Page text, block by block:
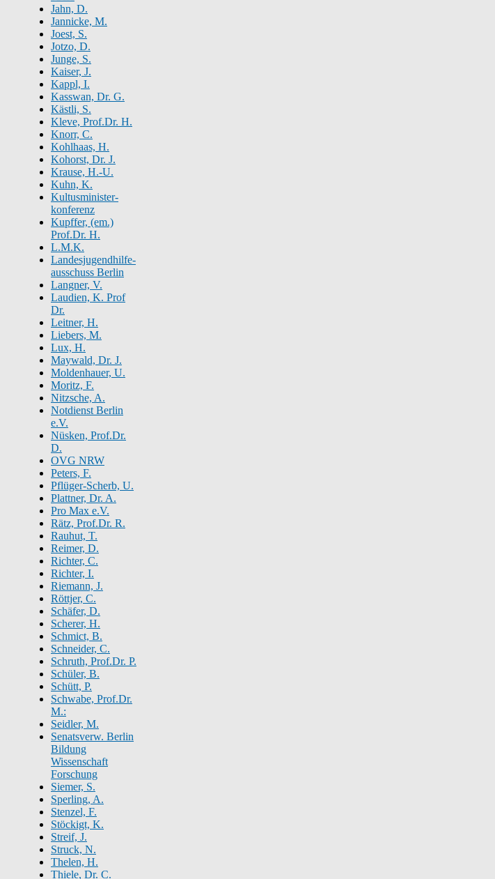
Jahn, D.
Jannicke, M.
Joest, S.
Jotzo, D.
Junge, S.
Kaiser, J.
Kappl, I.
Kasswan, Dr. G.
Kästli, S.
Kleve, Prof.Dr. H.
Knorr, C.
Kohlhaas, H.
Kohorst, Dr. J.
Krause, H.-U.
Kuhn, K.
Kultusminister-
konferenz
Kupffer, (em.)
Prof.Dr. H.
L.M.K.
Landesjugendhilfe-
ausschuss Berlin
Langner, V.
Laudien, K. Prof
Dr.
Leitner, H.
Liebers, M.
Lux, H.
Maywald, Dr. J.
Moldenhauer, U.
Moritz, F.
Nitzsche, A.
Notdienst Berlin
e.V.
Nüsken, Prof.Dr.
D.
OVG NRW
Peters, F.
Pflüger-Scherb, U.
Plattner, Dr. A.
Pro Max e.V.
Rätz, Prof.Dr. R.
Rauhut, T.
Reimer, D.
Richter, C.
Richter, I.
Riemann, J.
Röttjer, C.
Schäfer, D.
Scherer, H.
Schmict, B.
Schneider, C.
Schruth, Prof.Dr. P.
Schüler, B.
Schütt, P.
Schwabe, Prof.Dr.
M.:
Seidler, M.
Senatsverw. Berlin
Bildung
Wissenschaft
Forschung
Siemer, S.
Sperling, A.
Stenzel, F.
Stöckigt, K.
Streif, J.
Struck, N.
Thelen, H.
Thiele, Dr. C.